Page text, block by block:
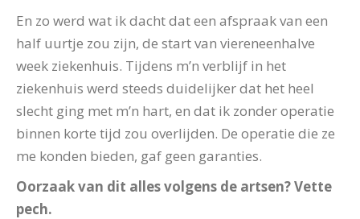
En zo werd wat ik dacht dat een afspraak van een
half uurtje zou zijn, de start van viereneenhalve
week ziekenhuis. Tijdens m’n verblijf in het
ziekenhuis werd steeds duidelijker dat het heel
slecht ging met m’n hart, en dat ik zonder operatie
binnen korte tijd zou overlijden. De operatie die ze
me konden bieden, gaf geen garanties.
Oorzaak van dit alles volgens de artsen? Vette
pech.